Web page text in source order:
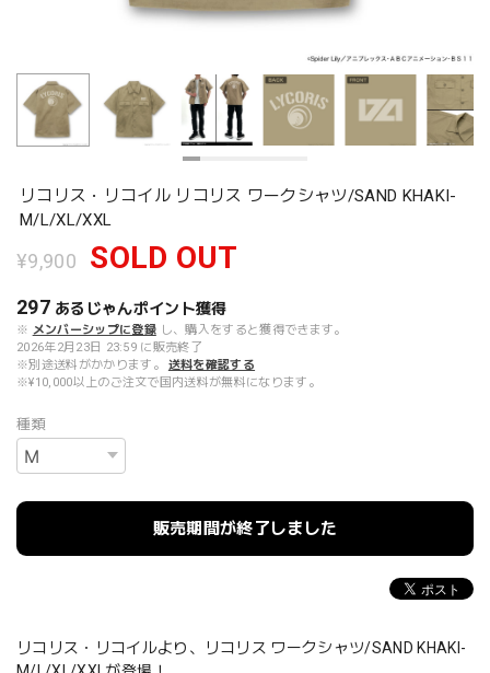
リコリス・リコイル リコリス ワークシャツ/SAND KHAKI-
M/L/XL/XXL
¥9,900 SOLD OUT
297 あるじゃんポイント獲得
※ メンバーシップに登録 し、購入をすると獲得できます。
2026年2月23日 23:59 に販売終了
※別途送料がかかります。
送料を確認する
※¥10,000以上のご注文で国内送料が無料になります。
種類
販売期間が終了しました
リコリス・リコイルより、リコリス ワークシャツ/SAND KHAKI-